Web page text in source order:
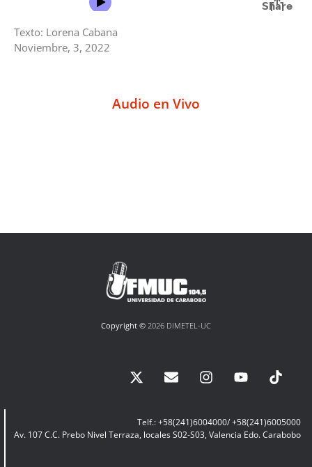
Texto: Lorena Cabana
Noviembre, 3, 2022
Audio en Vivo
Copyright © 2026 DIMETEL-UC
Telf.: +58(241)6004000/ +58(241)6005000
Av. 107 C.C. Prebo Nivel Terraza, locales S02-S03, Valencia Edo. Carabobo